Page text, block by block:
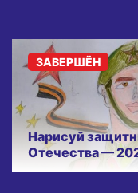
Нарисуй
Отечества —
ЗАВЕРШЁН